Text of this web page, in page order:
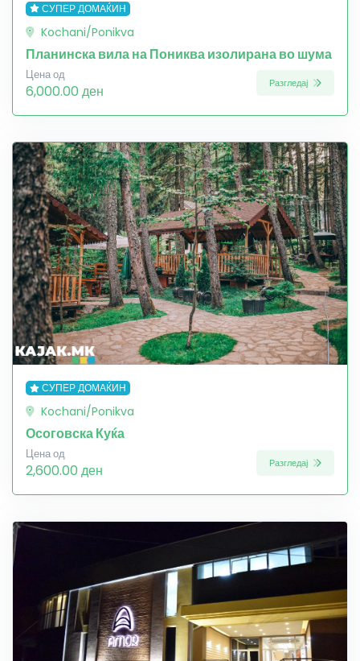
СУПЕР ДОМАЌИН
Kochani/Ponikva
Планинска вила на Пониква изолирана во шума
Цена од
6,000.00 ден Разгледај
СУПЕР ДОМАЌИН
Kochani/Ponikva
Осоговска Куќа
Цена од
2,600.00 ден Разгледај